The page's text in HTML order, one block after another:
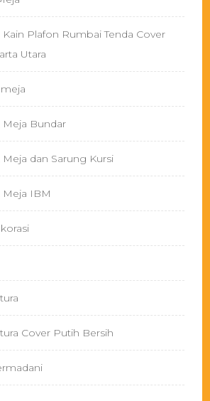
Plafon Rumbai Tenda Cover
Utara
Meja Bundar
dan Sarung Kursi
Meja IBM
Cover Putih Bersih